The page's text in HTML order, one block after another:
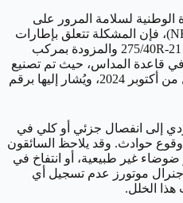
الوطنية لسلامة المرور على
الطرق السريعة الأمريكية (NHTSA)، فإن المشكلة تتعلق بإطارات
Continental CrossContact مقاس 275/40R-21 والمزودة بمركب
قاعدة المداس، حيث تم تصنيع
هذه الإطارات خلال الأسبوع الأول من أكتوبر 2024، ويُشار إليها برقم
إلى انفصال جزئي أو كلي في
حوادث. وقد يلاحظ السائقون
غير طبيعية، أو انتفاخ في
موتورز عدم تسجيل أي
الخلل.